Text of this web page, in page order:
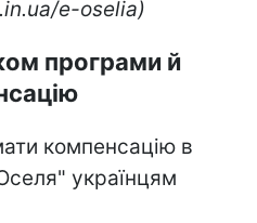
e-oselia)
програми й
компенсацію в
українцям